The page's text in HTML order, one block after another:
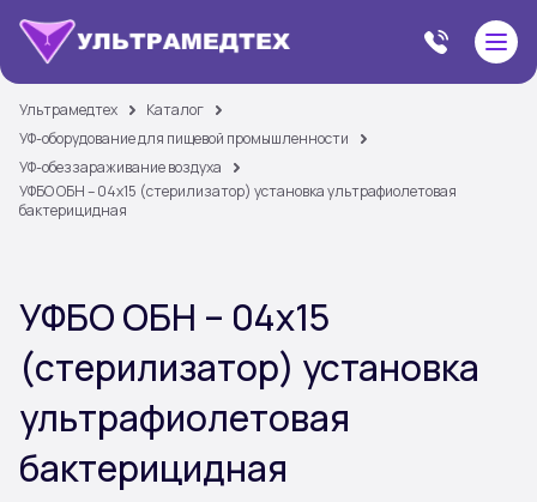
Ультрамедтех
Каталог
УФ-оборудование для пищевой промышленности
УФ-обеззараживание воздуха
УФБО ОБН – 04х15 (стерилизатор) установка ультрафиолетовая
бактерицидная
УФБО ОБН – 04х15
(стерилизатор) установка
ультрафиолетовая
бактерицидная